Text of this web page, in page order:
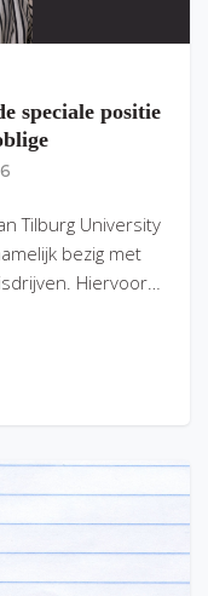
speciale positie
Tilburg University
bezig met
Hiervoor…